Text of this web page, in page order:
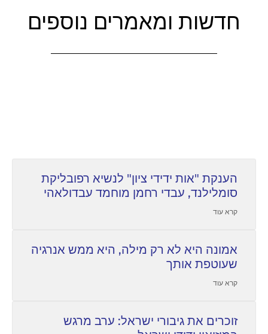
חדשות ומאמרים נוספים
הענקת "אות ידידי ציון" לנשיא רפובליקת
סומלילנד, עבדי רחמן מוחמד עבדולאהי
קרא עוד
אמונה היא לא רק מילה, היא ממש אנרגיה
שעוטפת אותך
קרא עוד
זוכרים את גיבורי ישראל: ערב מרגש